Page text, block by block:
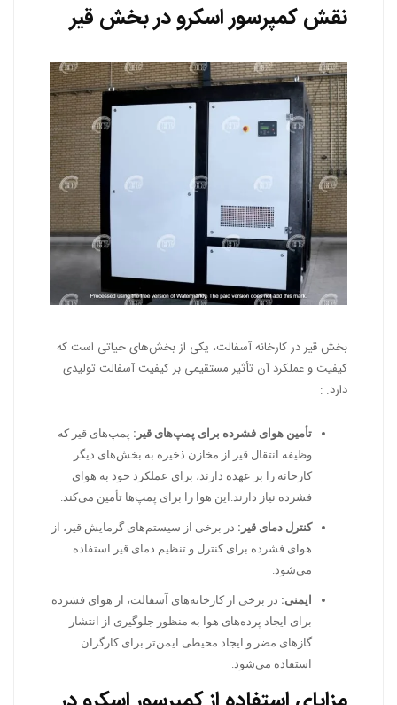
نقش کمپرسور اسکرو در بخش قیر
بخش قیر در کارخانه آسفالت، یکی از بخش‌های حیاتی است که
کیفیت و عملکرد آن تأثیر مستقیمی بر کیفیت آسفالت تولیدی
دارد. :
تأمین هوای فشرده برای پمپ‌های قیر: پمپ‌های قیر که
وظیفه انتقال قیر از مخازن ذخیره به بخش‌های دیگر
کارخانه را بر عهده دارند، برای عملکرد خود به هوای
فشرده نیاز دارند.این هوا را برای پمپ‌ها تأمین می‌کند.
کنترل دمای قیر: در برخی از سیستم‌های گرمایش قیر، از
هوای فشرده برای کنترل و تنظیم دمای قیر استفاده
می‌شود.
ایمنی: در برخی از کارخانه‌های آسفالت، از هوای فشرده
برای ایجاد پرده‌های هوا به منظور جلوگیری از انتشار
گازهای مضر و ایجاد محیطی ایمن‌تر برای کارگران
استفاده می‌شود.